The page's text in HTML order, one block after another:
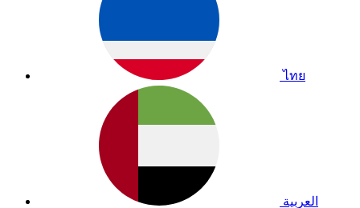
ไทย
العربية